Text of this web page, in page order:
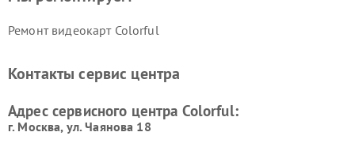
Ремонт видеокарт Colorful
Контакты сервис центра
Адрес сервисного центра Colorful:
г. Москва, ул. Чаянова 18